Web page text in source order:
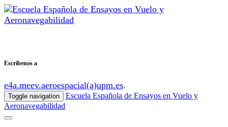
Escribenos a
e4a.meev.aeroespacial(a)upm.es.
Toggle navigation
Escuela Española de Ensayos en Vuelo y
Aeronavegabilidad